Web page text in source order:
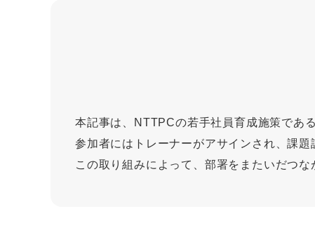
本記事は、NTTPCの若手社員育成施策であ
参加者にはトレーナーがアサインされ、課
この取り組みによって、部署をまたいだつ